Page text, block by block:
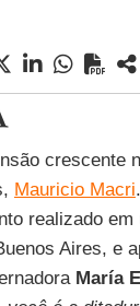
crescente
Mauricio Macri
realizado em
Aires, e
María